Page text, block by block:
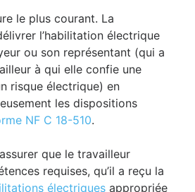
le plus courant. La
l’habilitation électrique
ou son représentant (qui a
à qui elle confie une
risque électrique) en
les dispositions
NF C 18-510.
que le travailleur
requises, qu’il a reçu la
électriques appropriée